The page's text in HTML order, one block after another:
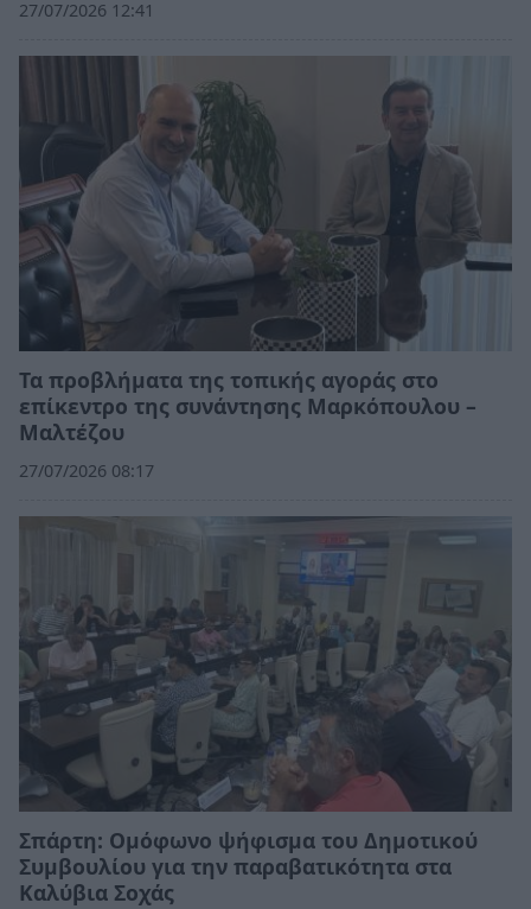
27/07/2026 12:41
Τα προβλήματα της τοπικής αγοράς στο
επίκεντρο της συνάντησης Μαρκόπουλου –
Μαλτέζου
27/07/2026 08:17
Σπάρτη: Ομόφωνο ψήφισμα του Δημοτικού
Συμβουλίου για την παραβατικότητα στα
Καλύβια Σοχάς